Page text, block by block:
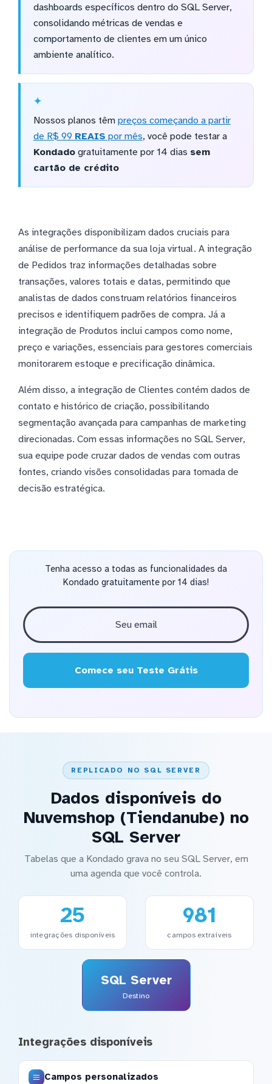
dashboards específicos dentro do SQL Server,
consolidando métricas de vendas e
comportamento de clientes em um único
ambiente analítico.
Nossos planos têm preços começando a partir
de R$ 99 REAIS por mês, você pode testar a
Kondadogratuitamente por 14 dias sem
cartão de crédito
As integrações disponibilizam dados cruciais para
análise de performance da sua loja virtual. A integração
de Pedidos traz informações detalhadas sobre
transações, valores totais e datas, permitindo que
analistas de dados construam relatórios financeiros
precisos e identifiquem padrões de compra. Já a
integração de Produtos inclui campos como nome,
preço e variações, essenciais para gestores comerciais
monitorarem estoque e precificação dinâmica.
Além disso, a integração de Clientes contém dados de
contato e histórico de criação, possibilitando
segmentação avançada para campanhas de marketing
direcionadas. Com essas informações no SQL Server,
sua equipe pode cruzar dados de vendas com outras
fontes, criando visões consolidadas para tomada de
decisão estratégica.
Tenha acesso a todas as funcionalidades da
Kondado gratuitamente por 14 dias!
Comece seu Teste Grátis
REPLICADO NO SQL SERVER
Dados disponíveis do
Nuvemshop (Tiendanube) no
SQL Server
Tabelas que a Kondado grava no seu SQL Server, em
uma agenda que você controla.
25
integrações disponíveis
981
campos extraíveis
SQL Server
Destino
Integrações disponíveis
Campos personalizados